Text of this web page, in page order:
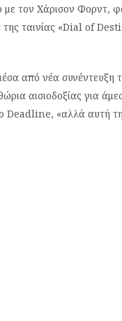
τον Χάρισον Φορντ,
ταινίας «Dial of
από νέα
αισιοδοξίας για
Deadline, «αλλά αυτή